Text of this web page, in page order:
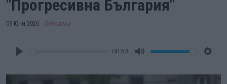
"Прогресивна България"
09 Юни 2026 Обновена
00:53